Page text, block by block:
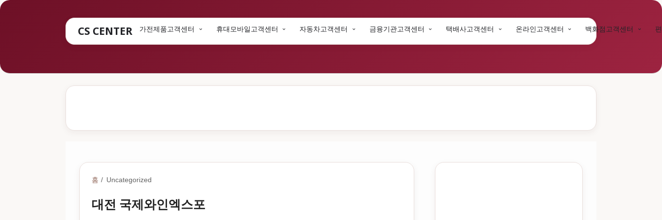
CS CENTER 가전제품고객센터 휴대모바일고객센터 자동차고객센터 금융기관고객센터 택배사고객센터 온라인고객센터 백화점고객센터
홈 Uncategorized
대전 국제와인엑스포